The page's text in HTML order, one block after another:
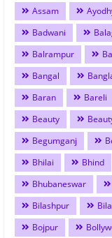
Assam
Badwani
Balrampur
Bangal
Baran
Bareli
Beauty
Begumganj
Bhilai
Bhind
Bhubaneswar
Bilashpur
Bojpur